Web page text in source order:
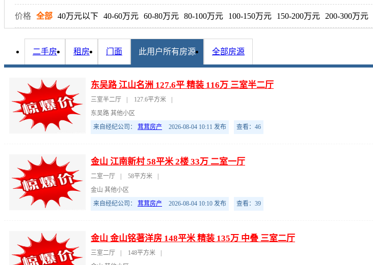
价格 全部 40万元以下 40-60万元 60-80万元 80-100万元 100-150万元 150-200万元 200-300万元
二手房 租房 门面 此用户所有房源 全部房源
东吴路 江山名洲 127.6平 精装 116万 三室半二厅
三室半二厅 127.6平方米
东吴路 其他小区
来自经纪公司： 茸茸房产 2026-08-04 10:11 发布 查看：46
金山 江南新村 58平米 2楼 33万 二室一厅
二室一厅 58平方米
金山 其他小区
来自经纪公司： 茸茸房产 2026-08-04 10:10 发布 查看：39
金山 金山铭著洋房 148平米 精装 135万 中叠 三室二厅
三室二厅 148平方米